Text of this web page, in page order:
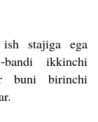
stajiga ega
ikkinchi
buni birinchi